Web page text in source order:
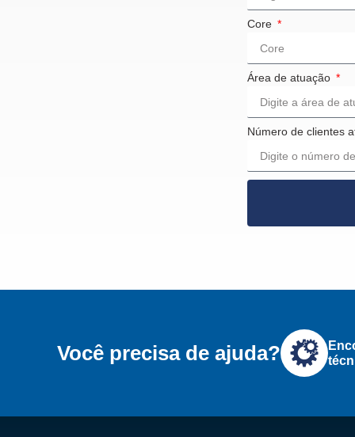
Core
Área de atuação
Número de clientes
Você precisa de ajuda?